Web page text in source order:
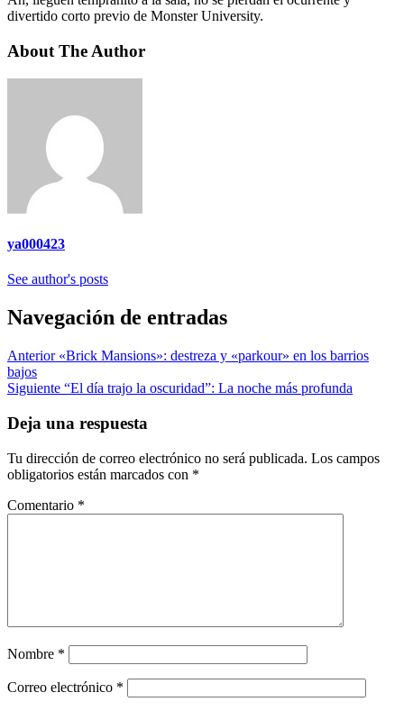
divertido corto previo de Monster University.
About The Author
ya000423
See author's posts
Navegación de entradas
Anterior«Brick Mansions»: destreza y «parkour» en los barrios
bajos
Siguiente “El día trajo la oscuridad”: La noche más profunda
Deja una respuesta
Tu dirección de correo electrónico no será publicada. Los campos
obligatorios están marcados con *
Comentario *
Nombre *
Correo electrónico *